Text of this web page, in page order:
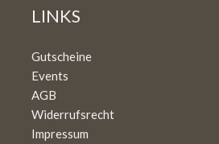
LINKS
Gutscheine
Events
AGB
Widerrufsrecht
Impressum